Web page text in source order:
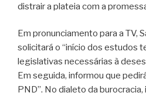
distrair a plateia com a
Em pronunciamento para a TV,
solicitará o “início dos estudos
legislativas necessárias à
Em seguida, informou que
PND”. No dialeto da